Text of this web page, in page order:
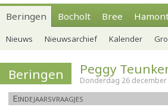
Beringen Bocholt Bree
Nieuws Nieuwsarchief Kalender
Beringen Peggy
Donderdag 26 december
Eindejaarsvraagjes